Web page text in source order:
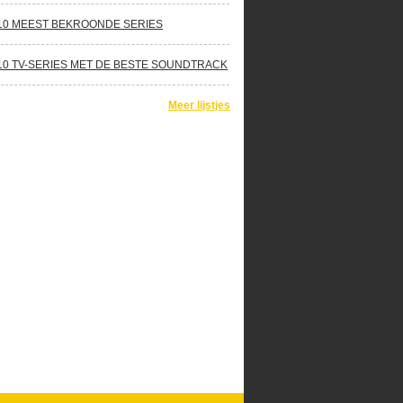
MEEST BEKROONDE SERIES
TV-SERIES MET DE BESTE SOUNDTRACK
Meer lijstjes